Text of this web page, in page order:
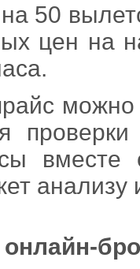
50
цен на
анализу
онлайн-